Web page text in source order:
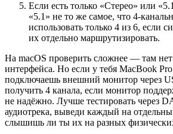
Если есть только «Стерео» или
«5.1» не то же самое, что 4-
использовать только 4 из 6, если
их отдельно маршрутизировать.
На macOS проверить сложнее — там нет
интерфейса. Но если у тебя MacBook
подключаешь внешний монитор через
получить 4 канала, если монитор
не надёжно. Лучше тестировать через
аудиотрека, выведи каждый на
слышишь ли ты их на разных